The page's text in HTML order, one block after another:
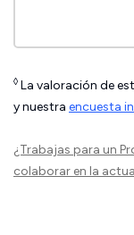
◊ La valoración de
y nuestra encuesta
¿Trabajas para un
colaborar en la